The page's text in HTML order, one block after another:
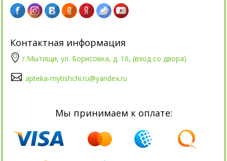
Контактная информация
г.Мытищи, ул. Борисовка, д. 16, (вход со двора)
apteka-mytishchi.ru@yandex.ru
Мы принимаем к оплате: